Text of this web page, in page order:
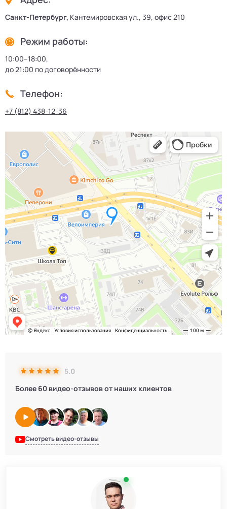
5.0
Более 60 видео-отзывов от наших клиентов
Смотреть видео-отзывы
Санкт-Петербург, Кантемировская ул., 39, офис 210
Режим работы:
10:00–18:00,
до 21:00 по договорённости
Телефон:
+7 (812) 438-12-36